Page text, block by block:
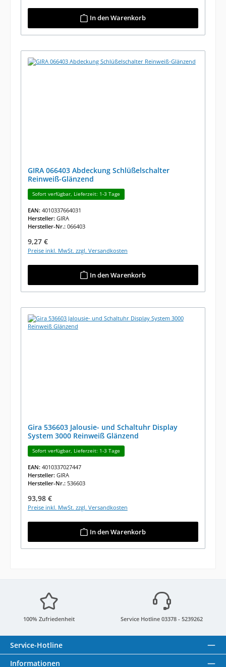
In den Warenkorb
GIRA 066403 Abdeckung Schlüßelschalter
Reinweiß-Glänzend
Sofort verfügbar, Lieferzeit: 1-3 Tage
EAN: 4010337664031
Hersteller: GIRA
Hersteller-Nr.: 066403
Regulärer Preis:
9,27 €
Preise inkl. MwSt. zzgl. Versandkosten
In den Warenkorb
Gira 536603 Jalousie- und Schaltuhr Display
System 3000 Reinweiß Glänzend
Sofort verfügbar, Lieferzeit: 1-3 Tage
EAN: 4010337027447
Hersteller: GIRA
Hersteller-Nr.: 536603
Regulärer Preis:
93,98 €
Preise inkl. MwSt. zzgl. Versandkosten
In den Warenkorb
100% Zufriedenheit Service Hotline 03378 - 5239262
Service-Hotline
Informationen